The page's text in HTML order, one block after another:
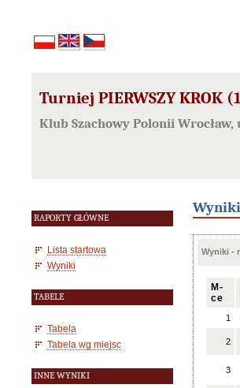
Turniej PIERWSZY KROK
Klub Szachowy Polonii
RAPORTY GŁÓWNE
Lista startowa
Wyniki
TABELE
Tabela
Tabela wg miejsc
INNE WYNIKI
Wyniki
Wyniki -
M-
ce
1
2
3